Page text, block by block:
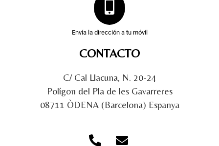
Envía la dirección a tu móvil
CONTACTO
C/ Cal Llacuna, N. 20-24
Polígon del Pla de les Gavarreres
08711 ÒDENA (Barcelona) Espanya